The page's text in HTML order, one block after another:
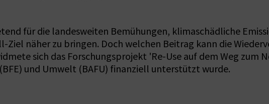
für die landesweiten Bemühungen, klimaschädliche
Ziel näher zu bringen. Doch welchen Beitrag kann die
sich das Forschungsprojekt 'Re-Use auf dem Weg
und Umwelt (BAFU) finanziell unterstützt wurde.